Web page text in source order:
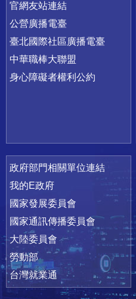
官網友站連結
公營廣播電臺
臺北國際社區廣播電臺
中華職棒大聯盟
身心障礙者權利公約
政府部門相關單位連結
我的E政府
國家發展委員會
國家通訊傳播委員會
大陸委員會
勞動部
台灣就業通